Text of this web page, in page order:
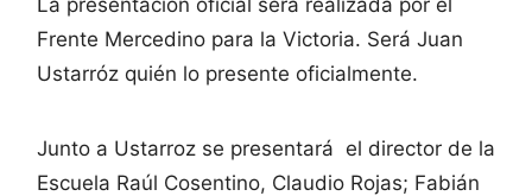
Frente Mercedino para la Victoria. Será Juan
Ustarróz quién lo presente oficialmente.
Junto a Ustarroz se presentará el director de la
Escuela Raúl Cosentino, Claudio Rojas; Fabián